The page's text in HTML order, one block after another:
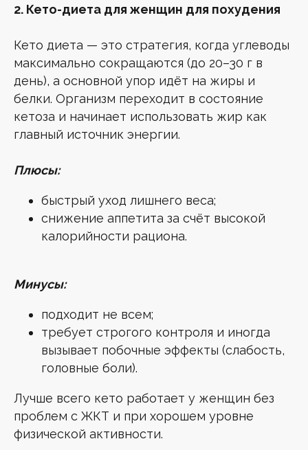
2. Кето-диета для женщин для похудения
Кето диета — это стратегия, когда углеводы
максимально сокращаются (до 20–30 г в
день), а основной упор идёт на жиры и
белки. Организм переходит в состояние
кетоза и начинает использовать жир как
главный источник энергии.
Плюсы:
быстрый уход лишнего веса;
снижение аппетита за счёт высокой
калорийности рациона.
Минусы:
подходит не всем;
требует строгого контроля и иногда
вызывает побочные эффекты (слабость,
головные боли).
Лучше всего кето работает у женщин без
проблем с ЖКТ и при хорошем уровне
физической активности.